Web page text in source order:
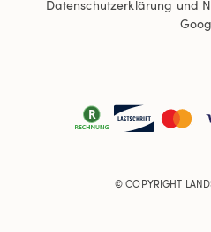
Datenschutzerklärung und
© COPYRIGHT